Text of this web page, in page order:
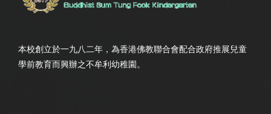
本校創立於一九八二年，為香港佛教聯合會配合政府推展兒童
學前教育而興辦之不牟利幼稚園。